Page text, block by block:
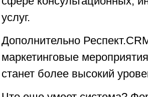
услуг.
Дополнительно
маркетинговые
станет более высокий